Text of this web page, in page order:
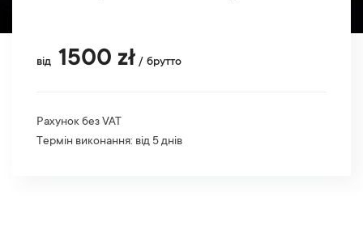
від 1500 zł / брутто
Рахунок без VAT
Термін виконання: від 5 днів